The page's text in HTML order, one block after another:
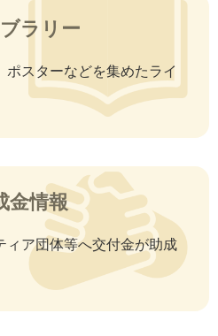
ラリー
スターなどを集めたライ
金情報
ィア団体等へ交付金が助成